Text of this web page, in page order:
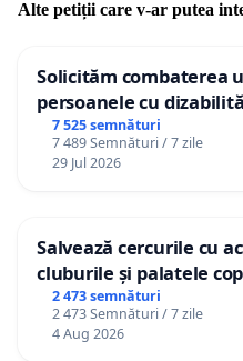
Alte petiții care v-ar putea
Solicităm combaterea
persoanele cu
7 525 semnături
7 489 Semnături / 7 zile
29 Jul 2026
Salvează cercurile cu
cluburile și palatele
2 473 semnături
2 473 Semnături / 7 zile
4 Aug 2026